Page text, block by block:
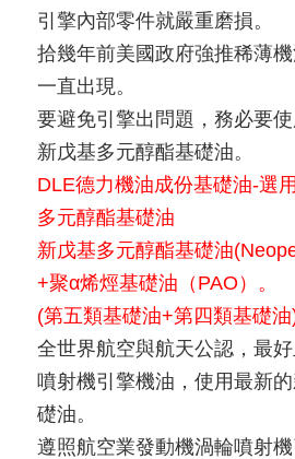
引擎內部零件就嚴重磨損。
拾幾年前美國政府強推稀薄
一直出現。
要避免引擎出問題，務必要
新戊基多元醇酯基礎油。
DLE德力機油成份基礎油-選
多元醇酯基礎油
新戊基多元醇酯基礎油
+聚α烯烴基礎油（PAO）。
(第五類基礎油+第四類基礎油)
全世界航空與航天公認，最
噴射機引擎機油，使用最新
礎油。
遵照航空業發動機渦輪噴射